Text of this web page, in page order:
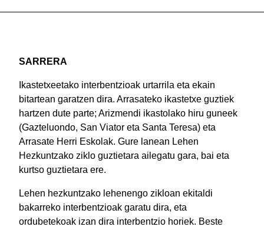
SARRERA
Ikastetxeetako interbentzioak urtarrila eta ekain
bitartean garatzen dira. Arrasateko ikastetxe guztiek
hartzen dute parte; Arizmendi ikastolako hiru guneek
(Gazteluondo, San Viator eta Santa Teresa) eta
Arrasate Herri Eskolak. Gure lanean Lehen
Hezkuntzako ziklo guztietara ailegatu gara, bai eta
kurtso guztietara ere.
Lehen hezkuntzako lehenengo zikloan ekitaldi
bakarreko interbentzioak garatu dira, eta
ordubetekoak izan dira interbentzio horiek. Beste